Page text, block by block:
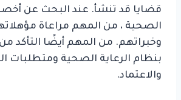
قضايا قد تنشأ. عند البحث عن
الصحية ، من المهم مراعاة
وخبراتهم. من المهم أيضًا التأكد
بنظام الرعاية الصحية ومتطلبات
والاعتماد.